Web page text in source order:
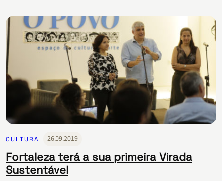
CULTURA 26.09.2019
Fortaleza terá a sua primeira Virada
Sustentável